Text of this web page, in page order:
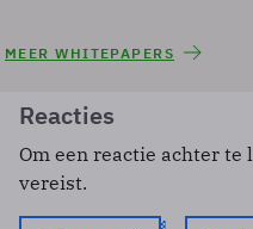
MEER WHITEPAPERS
Reacties
Om een reactie achter te
vereist.